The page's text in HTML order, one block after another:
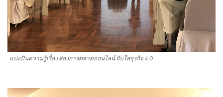
แบ่งปันความรู้เรื่อง ส่องการตลาดออนไลน์ จับใส่ธุรกิจ 4.0